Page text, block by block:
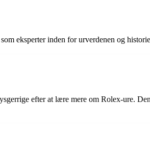
eksperter inden for urverdenen og
efter at lære mere om Rolex-ure.